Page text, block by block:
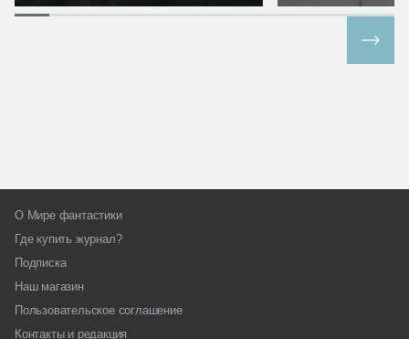
О Мире фантастики
Где купить журнал?
Подписка
Наш магазин
Пользовательское соглашение
Контакты и редакция